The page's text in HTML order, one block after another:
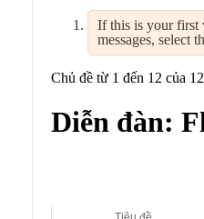
If this is your first
messages, select
Chủ đề từ 1 đến 12 của 12
Diễn đàn: